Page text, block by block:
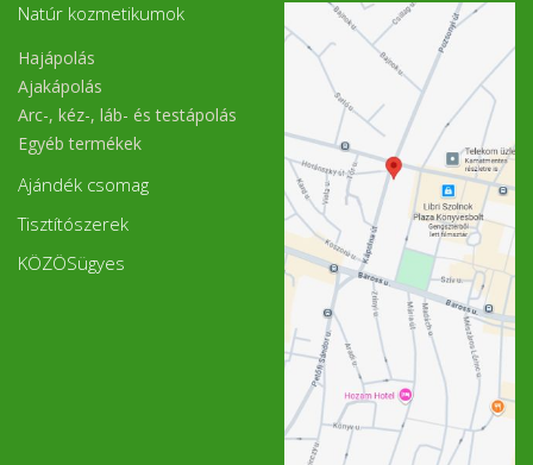
Natúr kozmetikumok
Hajápolás
Ajakápolás
Arc-, kéz-, láb- és testápolás
Egyéb termékek
Ajándék csomag
Tisztítószerek
KÖZÖSügyes